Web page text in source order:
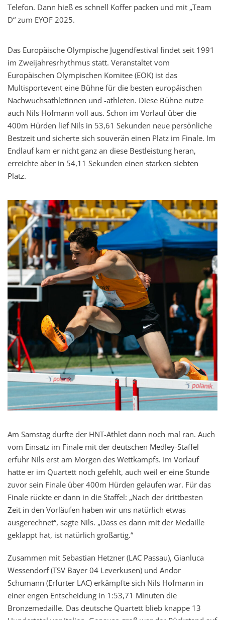
Telefon. Dann hieß es schnell Koffer packen und mit „Team
D“ zum EYOF 2025.
Das Europäische Olympische Jugendfestival findet seit 1991
im Zweijahresrhythmus statt. Veranstaltet vom
Europäischen Olympischen Komitee (EOK) ist das
Multisportevent eine Bühne für die besten europäischen
Nachwuchsathletinnen und -athleten. Diese Bühne nutze
auch Nils Hofmann voll aus. Schon im Vorlauf über die
400m Hürden lief Nils in 53,61 Sekunden neue persönliche
Bestzeit und sicherte sich souverän einen Platz im Finale. Im
Endlauf kam er nicht ganz an diese Bestleistung heran,
erreichte aber in 54,11 Sekunden einen starken siebten
Platz.
Am Samstag durfte der HNT-Athlet dann noch mal ran. Auch
vom Einsatz im Finale mit der deutschen Medley-Staffel
erfuhr Nils erst am Morgen des Wettkampfs. Im Vorlauf
hatte er im Quartett noch gefehlt, auch weil er eine Stunde
zuvor sein Finale über 400m Hürden gelaufen war. Für das
Finale rückte er dann in die Staffel: „Nach der drittbesten
Zeit in den Vorläufen haben wir uns natürlich etwas
ausgerechnet“, sagte Nils. „Dass es dann mit der Medaille
geklappt hat, ist natürlich großartig.“
Zusammen mit Sebastian Hetzner (LAC Passau), Gianluca
Wessendorf (TSV Bayer 04 Leverkusen) und Andor
Schumann (Erfurter LAC) erkämpfte sich Nils Hofmann in
einer engen Entscheidung in 1:53,71 Minuten die
Bronzemedaille. Das deutsche Quartett blieb knappe 13